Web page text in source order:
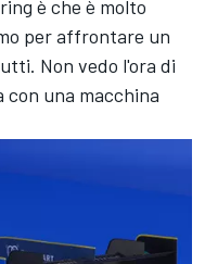
è che è molto
per affrontare un
Non vedo l'ora di
una macchina